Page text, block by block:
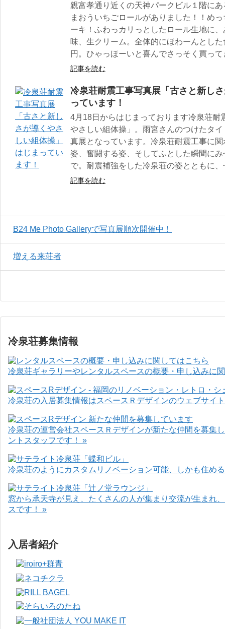
親富孝通り近くの天神パークビル１階に
まおういちごロールがありました！！め
ーキ！ふわっカリっとしたロール生地に
味、生クリーム。全体的にほわーんとし
円。ひゃっほーいと喜んでさっそく買っ
記事を読む
冷泉荘耐震工事写真展「古さと新し
っています！
4月18日からはじまっております冷泉荘耐
やさしい組体操」。雨宮さんのつけたタ
真展となっています。冷泉荘耐震工事に
姿、奮闘する姿、そしてふとした瞬間に
で。耐震補強をした冷泉荘の姿とともに
記事を読む
B24 Me Photo Galleryで写真展順次開催中！
増える来荘者
冷泉荘募集情報
冷泉荘ギャラリーやレンタルスペースの概要・申し込みに
冷泉荘の入居募集情報はスペースＲデザインのウェブサイ
冷泉荘の運営会社スペースＲデザインが新たな仲間を募集
ントスタッフです！ »
冷泉荘のようにカスタムリノベーション可能、しかも住め
窓から承天寺が見え、たくさんの人が集まり交流が生まれ
スです！ »
入居者紹介